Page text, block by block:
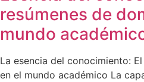
resúmenes de
mundo
La esencia del conocimiento:
en el mundo académico La